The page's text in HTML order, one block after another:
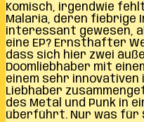
Komisch, irgendwie
Malaria, deren
interessant gewesen,
eine EP? Ernsthafter
dass sich hier zwei
Doomliebhaber mit
einem sehr
Liebhaber
des Metal und Punk in
überführt. Nur was für